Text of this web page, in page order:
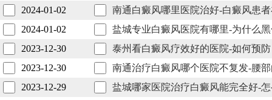
2024-01-02
南通白癜风哪里医院治好-白癜风患
2024-01-02
盐城专业白癜风医院有哪里-为什么
2023-12-30
泰州看白癜风疗效好的医院-如何预
2023-12-30
南通治疗白癜风哪个医院不复发-腰
2023-12-29
盐城哪家医院治疗白癜风能完全好-